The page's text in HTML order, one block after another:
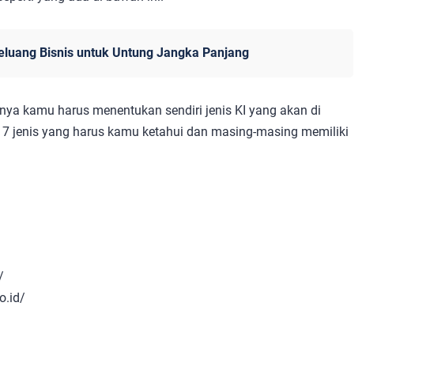
Bisnis untuk Untung Jangka Panjang
kamu harus menentukan sendiri jenis KI yang akan di
jenis yang harus kamu ketahui dan masing-masing memiliki